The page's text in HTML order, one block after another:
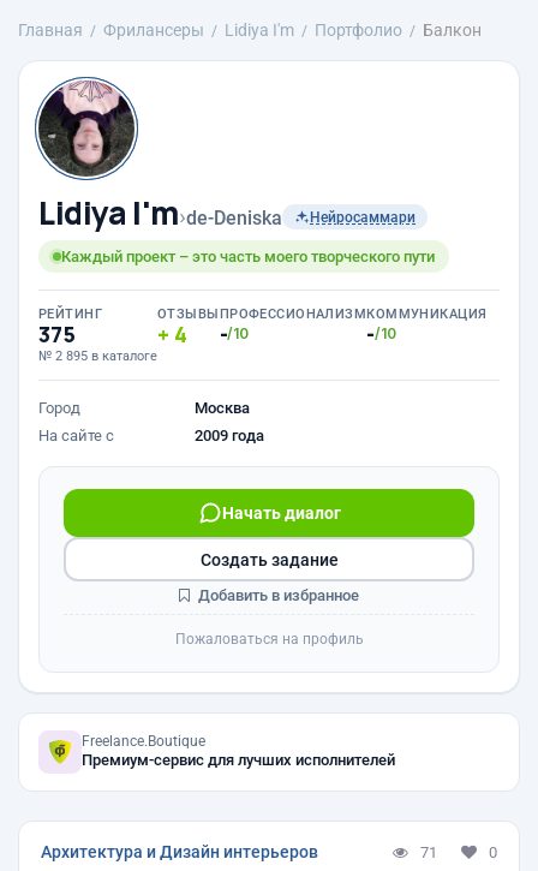
Главная Фрилансеры Lidiya I'm Портфолио Балкон
Lidiya I'm›de-Deniska Нейросаммари
Каждый проект – это часть моего творческого пути
РЕЙТИНГ
375
№ 2 895 в каталоге
ОТЗЫВЫ
4
ПРОФЕССИОНАЛИЗМ
-/10
КОММУНИКАЦИЯ
-/10
Город
Москва
На сайте с
2009 года
Начать диалог
Создать задание
Добавить в избранное
Пожаловаться на профиль
Freelance.Boutique
Премиум-сервис для лучших исполнителей
Архитектура и Дизайн интерьеров 71 0